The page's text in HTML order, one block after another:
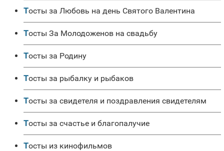
Тосты за Любовь на день Святого Валентина
Тосты За Молодоженов на свадьбу
Тосты за Родину
Тосты за рыбалку и рыбаков
Тосты за свидетеля и поздравления свидетелям
Тосты за счастье и благопалучие
Тосты из кинофильмов